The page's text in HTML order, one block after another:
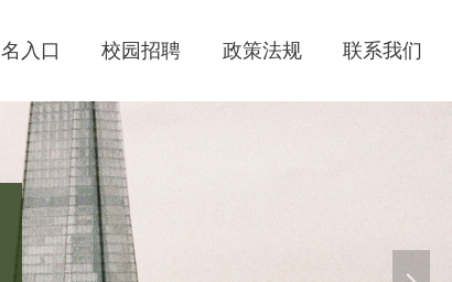
入口 校园招聘 政策法规 联系我们